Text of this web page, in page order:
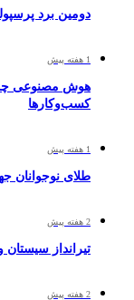
دومین برد
1 هفته پیش
هوش مصنوعی چت
کسب‌وکارها
1 هفته پیش
طلای نوجوانان
2 هفته پیش
تیرانداز
2 هفته پیش